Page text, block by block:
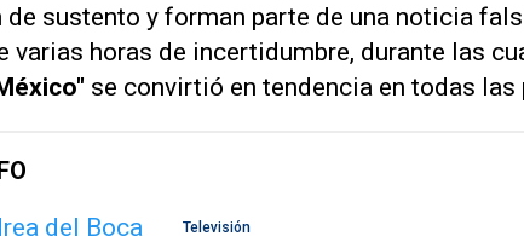
de sustento y forman parte de una noticia
varias horas de incertidumbre, durante las
se convirtió en tendencia en todas
Televisión